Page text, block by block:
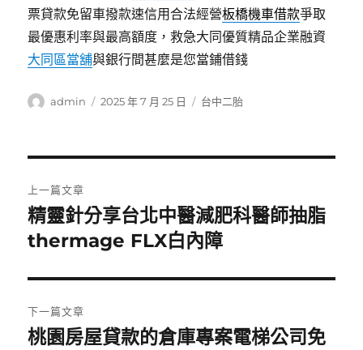
票貸款免留車撥款速信用合法經營板橋機車借款爭取
最優惠利率與最高額度，救急大同優質精品企業融資
大同區當舖與銀行間甚麼是您當鋪借錢
作
admin
發
2025 年 7 月 25 日
分
台中二胎
章
導
覽
上一篇文章
上
一
文
章:
精靈針分享台北中醫減肥科醫師抽脂
thermage FLX白內障
下一篇文章
下
桃園房屋貸款的倉庫專案電梯公司免